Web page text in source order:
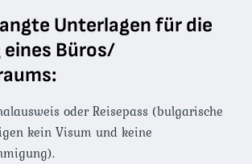
Unterlagen für die
Büros/
oder Reisepass (bulgarische
kein Visum und keine